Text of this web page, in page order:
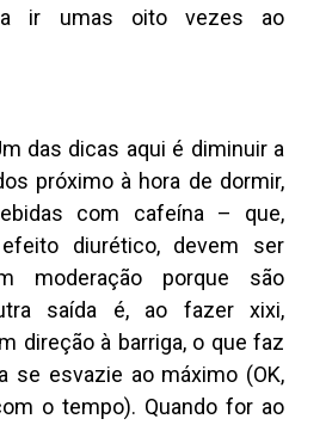
a ir umas oito vezes ao
das dicas aqui é diminuir a
próximo à hora de dormir,
com cafeína – que,
diurético, devem ser
moderação porque são
saída é, ao fazer xixi,
direção à barriga, o que faz
se esvazie ao máximo (OK,
o tempo). Quando for ao